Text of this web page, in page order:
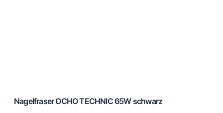
Nagelfraser OCHO TECHNIC 65W schwarz